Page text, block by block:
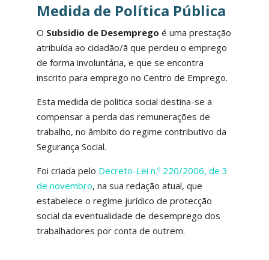
Medida de Política Pública
O Subsidio de Desemprego é uma prestação
atribuída ao cidadão/ã que perdeu o emprego
de forma involuntária, e que se encontra
inscrito para emprego no Centro de Emprego.
Esta medida de politica social destina-se a
compensar a perda das remunerações de
trabalho, no âmbito do regime contributivo da
Segurança Social.
Foi criada pelo Decreto-Lei n.º 220/2006, de 3
de novembro, na sua redação atual, que
estabelece o regime jurídico de protecção
social da eventualidade de desemprego dos
trabalhadores por conta de outrem.